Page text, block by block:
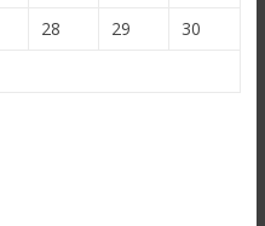
28 29
30